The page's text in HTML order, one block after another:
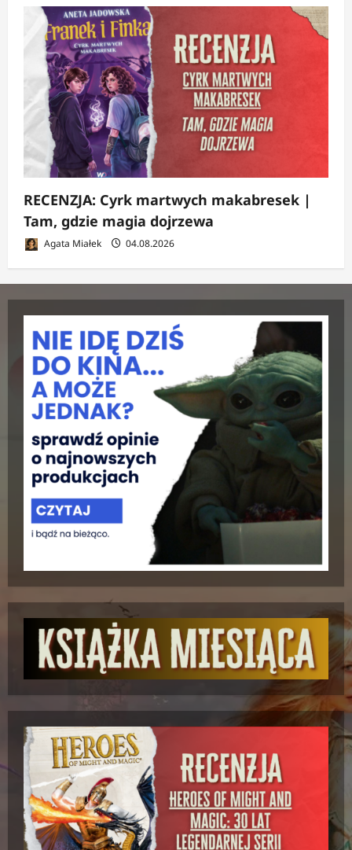
RECENZJA: Cyrk martwych makabresek |
Tam, gdzie magia dojrzewa
Agata Miałek 04.08.2026